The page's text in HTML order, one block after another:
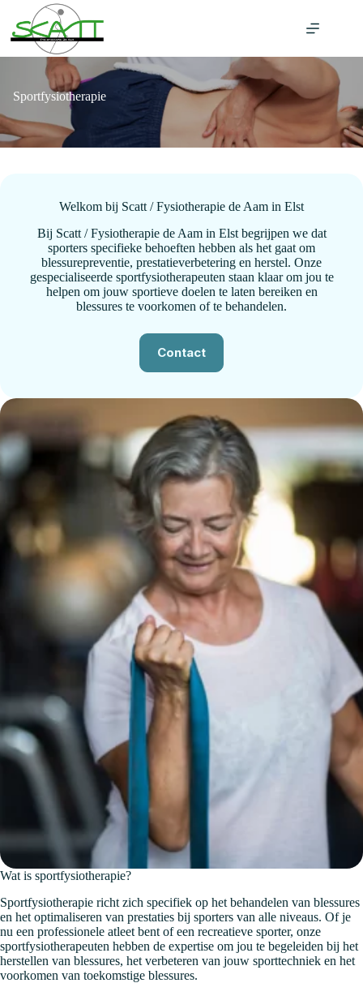
naar
de
Sportfysiotherapie
Welkom bij Scatt / Fysiotherapie de Aam in Elst
Bij Scatt / Fysiotherapie de Aam in Elst begrijpen we dat
sporters specifieke behoeften hebben als het gaat om
blessurepreventie, prestatieverbetering en herstel. Onze
gespecialiseerde sportfysiotherapeuten staan klaar om jou te
helpen om jouw sportieve doelen te laten bereiken en
blessures te voorkomen of te behandelen.
Contact
Wat is sportfysiotherapie?
Sportfysiotherapie richt zich specifiek op het behandelen van blessures
en het optimaliseren van prestaties bij sporters van alle niveaus. Of je
nu een professionele atleet bent of een recreatieve sporter, onze
sportfysiotherapeuten hebben de expertise om jou te begeleiden bij het
herstellen van blessures, het verbeteren van jouw sporttechniek en het
voorkomen van toekomstige blessures.